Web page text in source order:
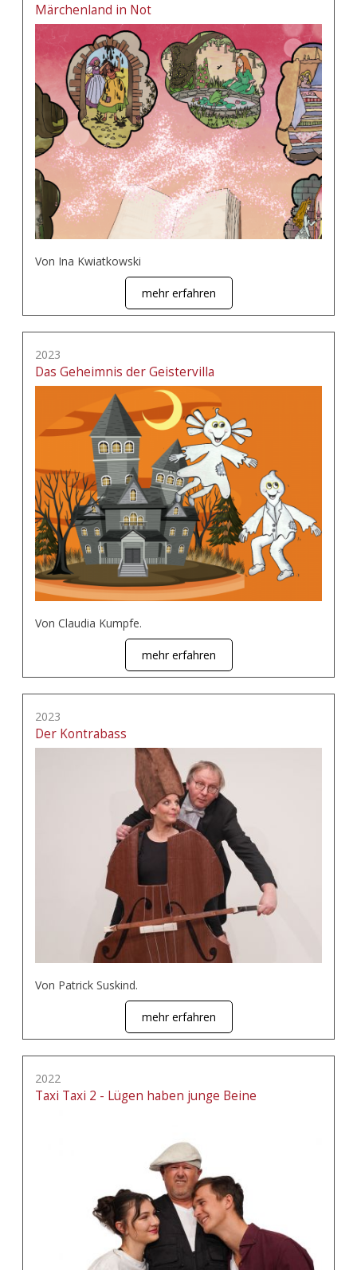
Märchenland in Not
Von Ina Kwiatkowski
mehr erfahren
2023
Das Geheimnis der Geistervilla
Von Claudia Kumpfe.
mehr erfahren
2023
Der Kontrabass
Von Patrick Suskind.
mehr erfahren
2022
Taxi Taxi 2 - Lügen haben junge Beine